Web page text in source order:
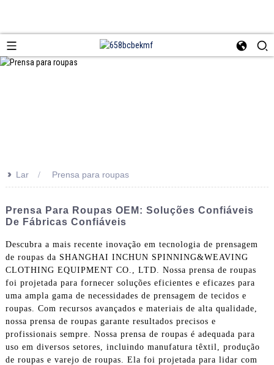
>> Lar Prensa para roupas
Prensa Para Roupas OEM: Soluções Confiáveis ​​
De Fábricas Confiáveis
Descubra a mais recente inovação em tecnologia de prensagem
de roupas da SHANGHAI INCHUN SPINNING&WEAVING
CLOTHING EQUIPMENT CO., LTD. Nossa prensa de roupas
foi projetada para fornecer soluções eficientes e eficazes para
uma ampla gama de necessidades de prensagem de tecidos e
roupas. Com recursos avançados e materiais de alta qualidade,
nossa prensa de roupas garante resultados precisos e
profissionais sempre. Nossa prensa de roupas é adequada para
uso em diversos setores, incluindo manufatura têxtil, produção
de roupas e varejo de roupas. Ela foi projetada para lidar com